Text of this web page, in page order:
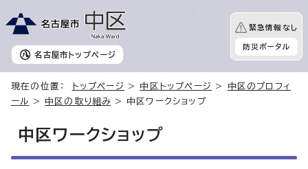
名古屋市 トップページ
緊急情報なし
防災ポータル
現在の位置： トップページ > 中区トップページ >
中区のプロフィ
ール
> 中区の取り組み > 中区ワークショップ
中区ワークショップ